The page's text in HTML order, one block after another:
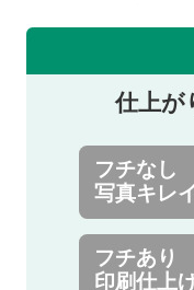
仕上が
フチなし
写真キレ
フチあり
印刷仕上